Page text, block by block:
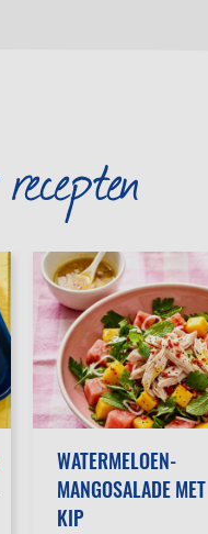
WATERMELOEN-
MANGOSALADE MET
KIP